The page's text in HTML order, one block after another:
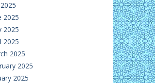
2025
2025
2025
2025
2025
2025